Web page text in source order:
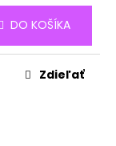
DO KOŠÍKA
Zdieľať